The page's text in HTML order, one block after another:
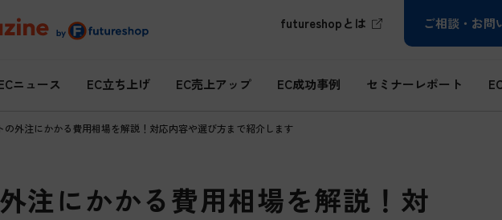
futureshopとは ご相談・お問
ニュース EC立ち上げ EC売上アップ EC成功事例 セミナーレポート
の外注にかかる費用相場を解説！対応内容や選び方まで紹介します
注にかかる費用相場を解説！対